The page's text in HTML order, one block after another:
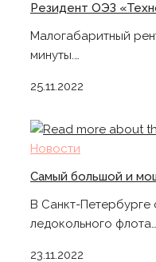
Резидент ОЭЗ
Малогабаритный
минуты.…
25.11.2022
Новости
Самый большой и
В Санкт-Петербурге
ледокольного флота…
23.11.2022